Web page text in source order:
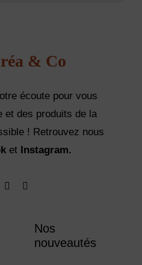
& Co
écoute pour vous
et des produits de la
! Retrouvez nous
et Instagram.
Nos
nouveautés